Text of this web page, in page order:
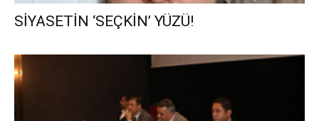
SİYASETİN ‘SEÇKİN’ YÜZÜ!